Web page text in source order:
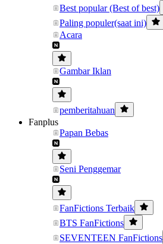
Best popular (Best of best)
Paling populer(saat ini)
Acara
Gambar Iklan
pemberitahuan
Fanplus
Papan Bebas
Seni Penggemar
FanFictions Terbaik
BTS FanFictions
SEVENTEEN FanFictions